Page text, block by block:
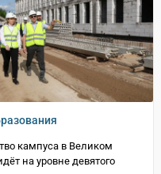
кампуса в Великом
на уровне девятого